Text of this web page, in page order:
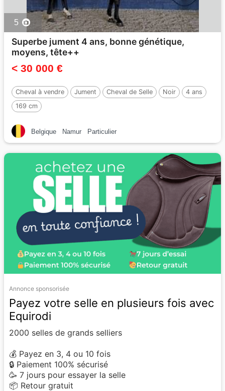
5
Superbe jument 4 ans, bonne génétique,
moyens, tête++
< 30 000 €
Cheval à vendre Jument Cheval de Selle Noir
4 ans
169 cm
Belgique Namur Particulier
Annonce sponsorisée
Payez votre selle en plusieurs fois avec
Equirodi
2000 selles de grands selliers
💰 Payez en 3, 4 ou 10 fois
🔒 Paiement 100% sécurisé
🥳 7 jours pour essayer la selle
📦 Retour gratuit